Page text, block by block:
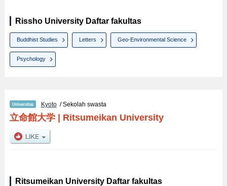
Rissho University Daftar fakultas
Buddhist Studies Letters Geo-Environmental Science
Psychology
Kyoto/ Sekolah swasta
立命館大学| Ritsumeikan University
Ritsumeikan University Daftar fakultas